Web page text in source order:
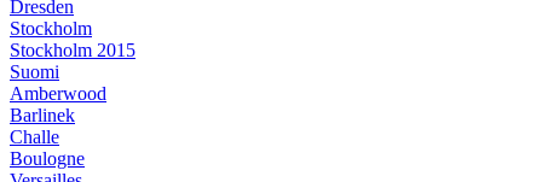
Dresden
Stockholm
Stockholm 2015
Suomi
Amberwood
Barlinek
Challe
Boulogne